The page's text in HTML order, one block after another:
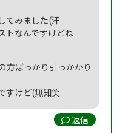
てみました(汗
トなんですけどね
方ばっかり引っかかり
すけど(無知笑
返信